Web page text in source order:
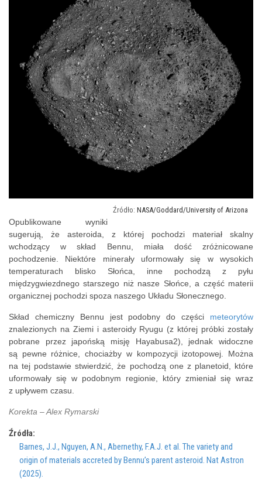
NASA/Goddard/University of Arizona
Opublikowane wyniki
sugerują, że asteroida, z której pochodzi materiał skalny
wchodzący w skład Bennu, miała dość zróżnicowane
pochodzenie. Niektóre minerały uformowały się w wysokich
temperaturach blisko Słońca, inne pochodzą z pyłu
międzygwiezdnego starszego niż nasze Słońce, a część materii
organicznej pochodzi spoza naszego Układu Słonecznego.
Skład chemiczny Bennu jest podobny do części meteorytów
znalezionych na Ziemi i asteroidy Ryugu (z której próbki zostały
pobrane przez japońską misję Hayabusa2), jednak widoczne
są pewne różnice, chociażby w kompozycji izotopowej. Można
na tej podstawie stwierdzić, że pochodzą one z planetoid, które
uformowały się w podobnym regionie, który zmieniał się wraz
z upływem czasu.
Korekta – Alex Rymarski
Źródła:
Barnes, J.J., Nguyen, A.N., Abernethy, F.A.J. et al. The variety and
origin of materials accreted by Bennu’s parent asteroid. Nat Astron
(2025).